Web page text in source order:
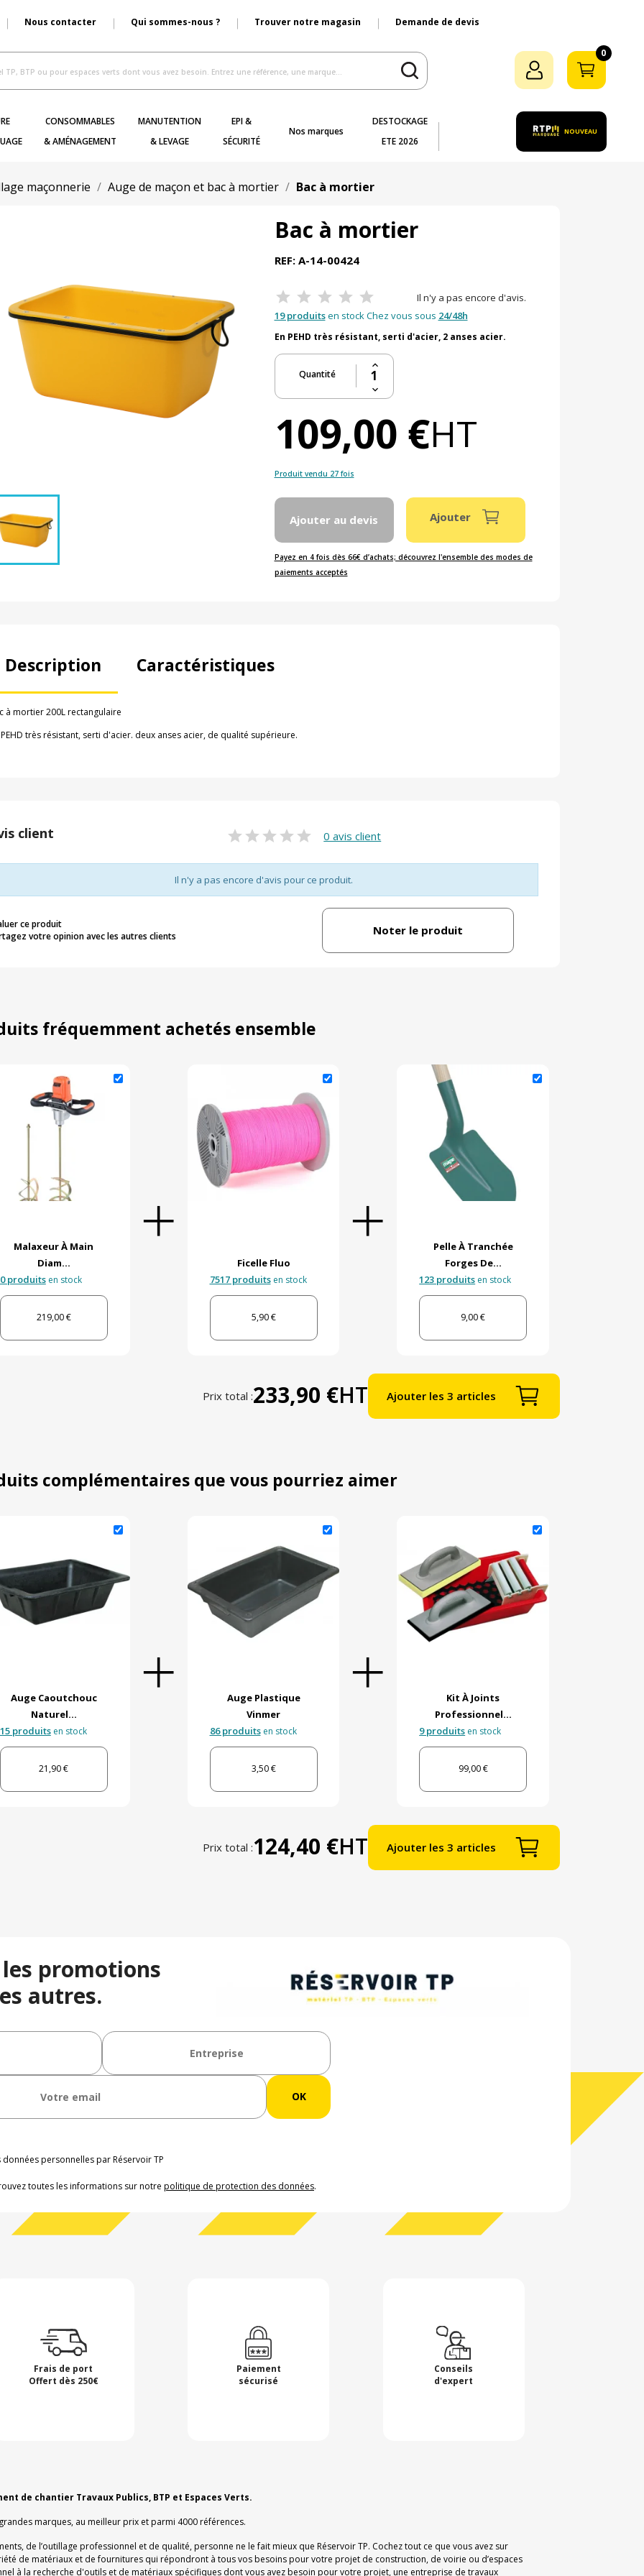
Nous contacter Qui sommes-nous ? Trouver notre magasin Demande de devis
0
CONSOMMABLES
& AMÉNAGEMENT
MANUTENTION
& LEVAGE
EPI &
SÉCURITÉ
Nos marques
DESTOCKAGE
ETE 2026
NOUVEAU
maçonnerie Auge de maçon et bac à mortier Bac à mortier
Bac à mortier
REF: A-14-00424
Il n'y a pas encore d'avis.
19 produitsen stock Chez vous sous 24/48h
En PEHD très résistant, serti d'acier, 2 anses acier.
Quantité
109,00 €HT
Produit vendu 27 fois
Ajouter au devis Ajouter
Payez en 4 fois dès 66€ d’achats; découvrez l'ensemble des modes de
paiements acceptés
Description Caractéristiques
à mortier 200L rectangulaire
très résistant, serti d'acier. deux anses acier, de qualité supérieure.
client 0 avis client
Il n'y a pas encore d'avis pour ce produit.
ce produit
votre opinion avec les autres clients
Noter le produit
fréquemment achetés ensemble
Malaxeur À Main
Diam...
0 produitsen stock
219,00 €
Ficelle Fluo
7517 produitsen stock
5,90 €
Pelle À Tranchée
Forges De...
123 produits en stock
9,00 €
Prix total :233,90 €HT Ajouter les 3 articles
complémentaires que vous pourriez aimer
Auge Caoutchouc
Naturel...
15 produitsen stock
21,90 €
Auge Plastique
Vinmer
86 produitsen stock
3,50 €
Kit À Joints
Professionnel...
9 produits en stock
99,00 €
Prix total :124,40 €HT Ajouter les 3 articles
promotions
autres.
personnelles par Réservoir TP
toutes les informations sur notre politique de protection des données.
Frais de port
Offert dès 250€
Paiement
sécurisé
Conseils
d'expert
de chantier Travaux Publics, BTP et Espaces Verts.
marques, au meilleur prix et parmi 4000 références.
de l’outillage professionnel et de qualité, personne ne le fait mieux que Réservoir TP. Cochez tout ce que vous avez sur
de matériaux et de fournitures qui répondront à tous vos besoins pour votre projet de construction, de voirie ou d’espaces
à la recherche d'outils et de matériaux spécifiques dont vous avez besoin pour votre projet, une entreprise de travaux